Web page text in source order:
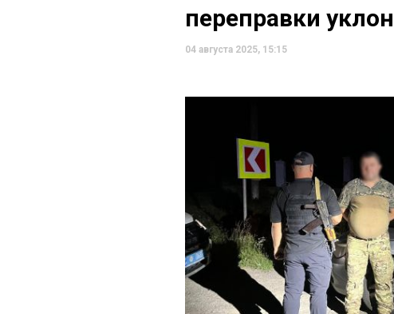
переправки
04 августа 2025, 15:15